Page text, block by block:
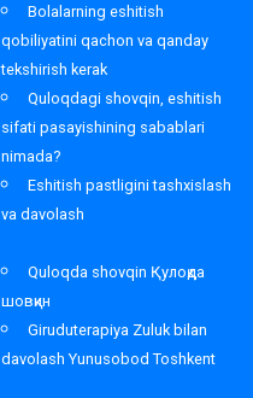
Bolalarning eshitish
qobiliyatini qachon va qanday
tekshirish kerak
Quloqdagi shovqin, eshitish
sifati pasayishining sabablari
nimada?
Eshitish pastligini tashxislash
va davolash
Quloqda shovqin Қулоқда
шовқин
Giruduterapiya Zuluk bilan
davolash Yunusobod Toshkent